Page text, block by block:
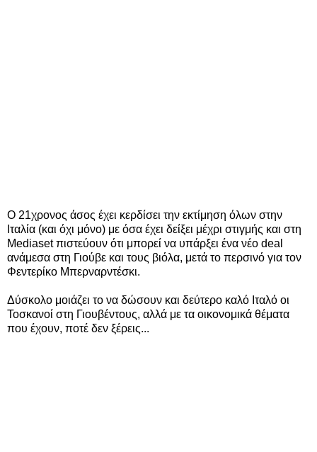
Ο 21χρονος άσος έχει κερδίσει την εκτίμηση όλων στην
Ιταλία (και όχι μόνο) με όσα έχει δείξει μέχρι στιγμής και στη
Mediaset πιστεύουν ότι μπορεί να υπάρξει ένα νέο deal
ανάμεσα στη Γιούβε και τους βιόλα, μετά το περσινό για τον
Φεντερίκο Μπερναρντέσκι.
Δύσκολο μοιάζει το να δώσουν και δεύτερο καλό Ιταλό οι
Τοσκανοί στη Γιουβέντους, αλλά με τα οικονομικά θέματα
που έχουν, ποτέ δεν ξέρεις...